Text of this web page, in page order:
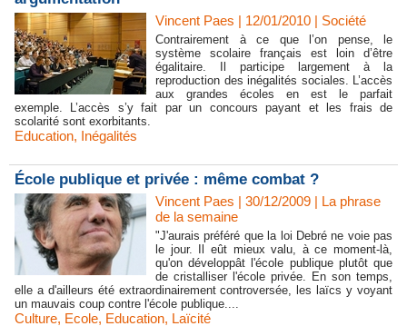
Vincent Paes | 12/01/2010 | Société
Contrairement à ce que l’on pense, le
système scolaire français est loin d’être
égalitaire. Il participe largement à la
reproduction des inégalités sociales. L’accès
aux grandes écoles en est le parfait
exemple. L’accès s’y fait par un concours payant et les frais de
scolarité sont exorbitants.
Education, Inégalités
École publique et privée : même combat ?
Vincent Paes | 30/12/2009 | La phrase
de la semaine
"J'aurais préféré que la loi Debré ne voie pas
le jour. Il eût mieux valu, à ce moment-là,
qu'on développât l'école publique plutôt que
de cristalliser l'école privée. En son temps,
elle a d'ailleurs été extraordinairement controversée, les laïcs y voyant
un mauvais coup contre l'école publique....
Culture, Ecole, Education, Laïcité